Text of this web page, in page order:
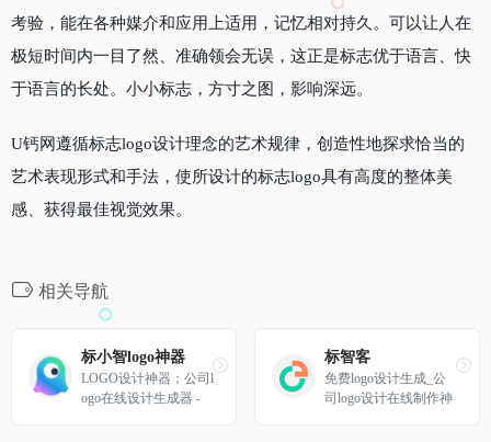
考验，能在各种媒介和应用上适用，记忆相对持久。可以让人在
极短时间内一目了然、准确领会无误，这正是标志优于语言、快
于语言的长处。小小标志，方寸之图，影响深远。
U钙网遵循标志logo设计理念的艺术规律，创造性地探求恰当的
艺术表现形式和手法，使所设计的标志logo具有高度的整体美
感、获得最佳视觉效果。
相关导航
标小智logo神器
LOGO设计神器；公司l
ogo在线设计生成器 -
标智客
免费logo设计生成_公
司logo设计在线制作神